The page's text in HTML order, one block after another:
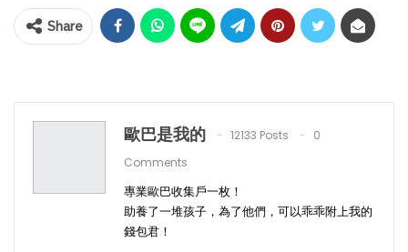
Share
歐巴是我的 12133 Posts
0
Comments
專業歐巴收集戶一枚！
助養了一堆孩子，為了他們，可以乖乖附上我的
錢包君！